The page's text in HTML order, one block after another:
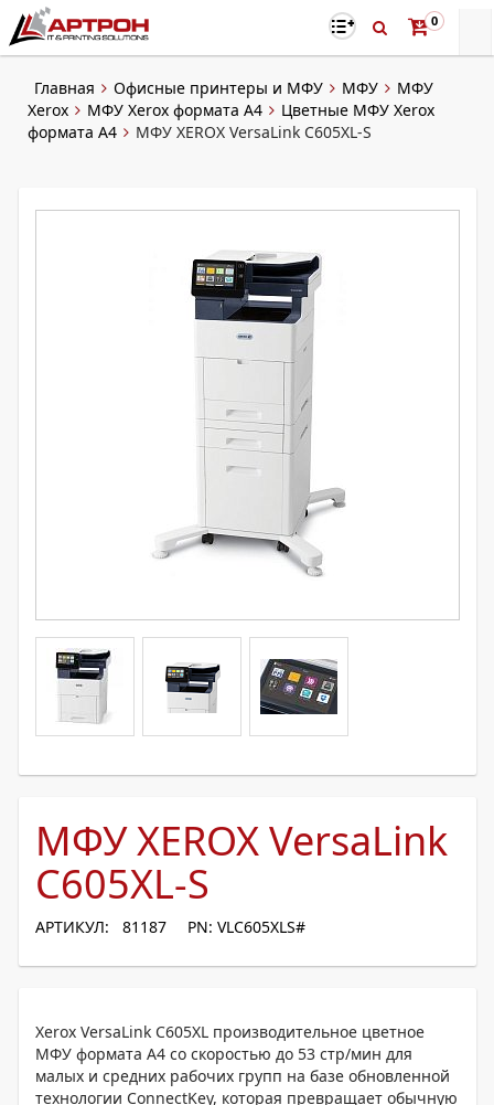
0
Главная Офисные принтеры и МФУ МФУ
МФУ
Xerox
МФУ Xerox формата A4
Цветные МФУ Xerox
формата A4
МФУ XEROX VersaLink C605XL-S
МФУ XEROX VersaLink
C605XL-S
АРТИКУЛ: 81187 PN: VLC605XLS#
Xerox VersaLink C605XL производительное цветное
МФУ формата А4 со скоростью до 53 стр/мин для
малых и средних рабочих групп на базе обновленной
технологии ConnectKey, которая превращает обычную